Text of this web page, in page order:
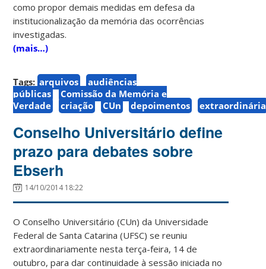
como propor demais medidas em defesa da
institucionalização da memória das ocorrências
investigadas.
(mais…)
Tags: arquivos
audiências
públicas
Comissão da Memória e
Verdade
criação CUn depoimentos extraordinária
Conselho Universitário define
prazo para debates sobre
Ebserh
14/10/2014 18:22
O Conselho Universitário (CUn) da Universidade
Federal de Santa Catarina (UFSC) se reuniu
extraordinariamente nesta terça-feira, 14 de
outubro, para dar continuidade à sessão iniciada no